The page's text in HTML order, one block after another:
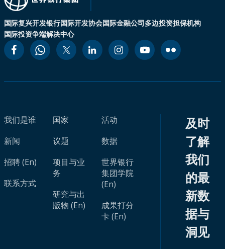
国际复兴开发银行国际开发协会国际金融公司多边投资担保机构
国际投资争端解决中心
我们是谁
新闻
招聘 (En)
联系方式
国家
议题
项目与业
务
研究与出
版物 (En)
活动
数据
世界银行
集团学院
(En)
成果打分
卡 (En)
及时
了解
我们
的最
新数
据与
洞见